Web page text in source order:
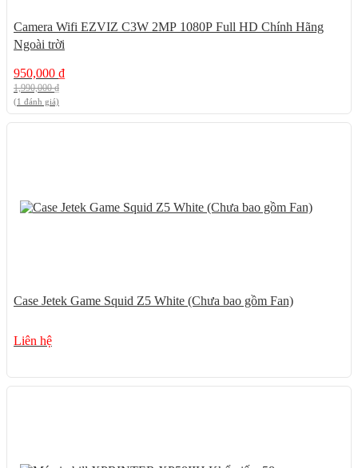
Camera Wifi EZVIZ C3W 2MP 1080P Full HD Chính Hãng
Ngoài trời
950,000 ₫
1,990,000₫
(1 đánh giá)
Case Jetek Game Squid Z5 White (Chưa bao gồm Fan)
Liên hệ